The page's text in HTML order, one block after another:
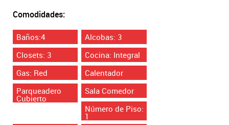
Comodidades:
Baños:4
Alcobas: 3
Closets: 3
Cocina: Integral
Gas: Red
Calentador
Parqueadero
Cubierto
Sala Comedor
Número de Piso:
1